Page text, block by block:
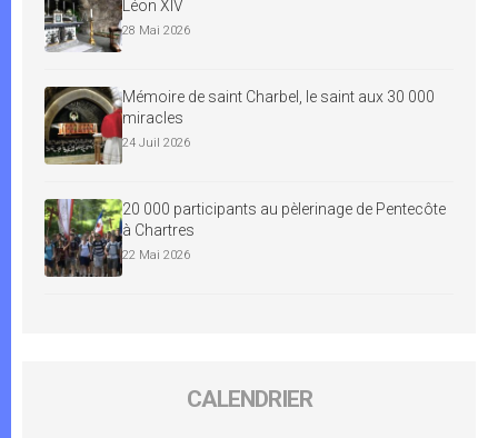
Léon XIV
28 Mai 2026
Mémoire de saint Charbel, le saint aux 30 000
miracles
24 Juil 2026
20 000 participants au pèlerinage de Pentecôte
à Chartres
22 Mai 2026
CALENDRIER